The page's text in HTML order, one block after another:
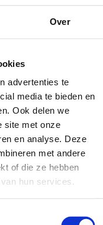
Over
advertenties te
media te bieden en
Ook delen we
site met onze
en analyse. Deze
met andere
of die ze hebben
hun services.
voor
de
jij het
druk.